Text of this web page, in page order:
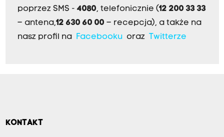
poprzez SMS - 4080, telefonicznie (12 200 33 33
– antena,12 630 60 00 – recepcja), a także na
nasz profil na Facebookuoraz Twitterze
KONTAKT